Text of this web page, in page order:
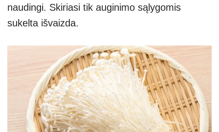
naudingi. Skiriasi tik auginimo sąlygomis
sukelta išvaizda.